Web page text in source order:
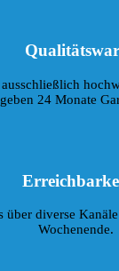
geben 24 Monate
über diverse
Wochenende.